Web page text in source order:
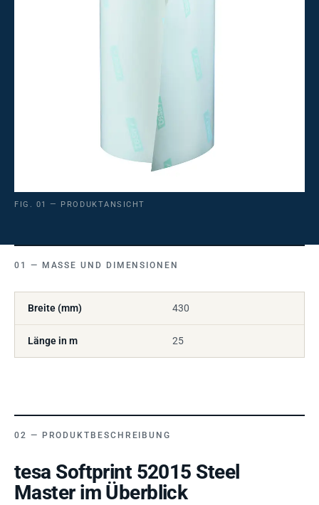
FIG. 01 — PRODUKTANSICHT
MASSE UND DIMENSIONEN
Breite (mm) 430
Länge in m 25
PRODUKTBESCHREIBUNG
tesa Softprint 52015 Steel
Master im Überblick